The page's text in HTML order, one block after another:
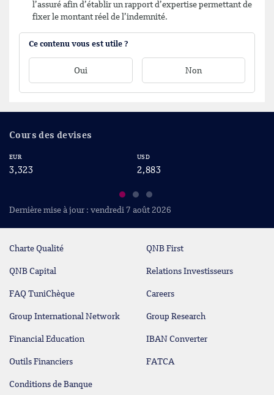
l’assuré afin d’établir un rapport d’expertise permettant de
fixer le montant réel de l’indemnité.
Ce contenu vous est utile ?
Oui Non
Cours des devises
EUR
3,323
USD
2,883
Dernière mise à jour : vendredi 7 août 2026
Charte Qualité QNB First
QNB Capital Relations Investisseurs
FAQ TuniChèque Careers
Group International Network Group Research
Financial Education IBAN Converter
Outils Financiers FATCA
Conditions de Banque